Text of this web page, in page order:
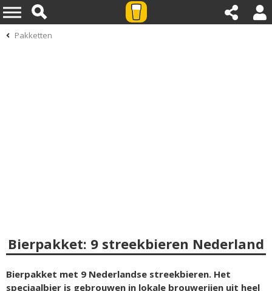
Pakketten
Bierpakket: 9 streekbieren Nederland
Bierpakket met 9 Nederlandse streekbieren. Het
speciaalbier is gebrouwen in lokale brouwerijen uit heel